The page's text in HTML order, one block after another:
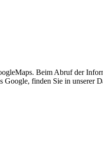
Beim Abruf der
Google, finden Sie in unserer